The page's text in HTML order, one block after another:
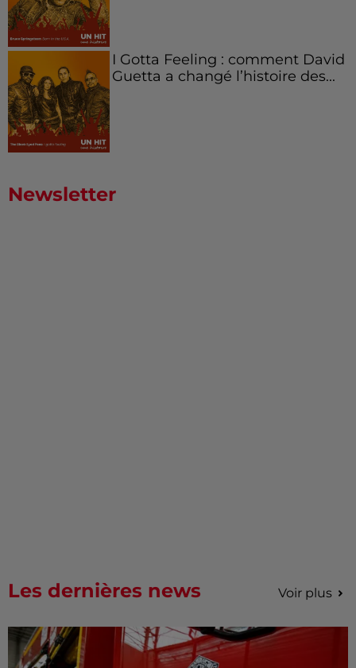
I Gotta Feeling : comment David
Guetta a changé l’histoire des...
Newsletter
Les dernières news Voir plus